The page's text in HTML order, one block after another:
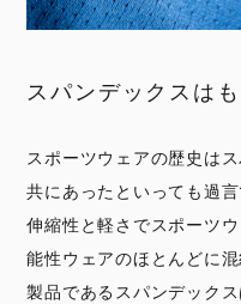
スパンデックスは
スポーツウェアの歴史は
共にあったといっても過
伸縮性と軽さでスポーツ
能性ウェアのほとんどに
製品であるスパンデック